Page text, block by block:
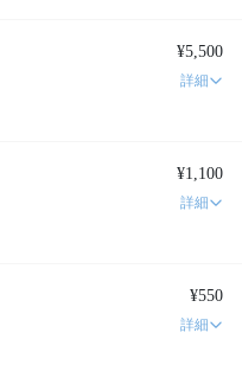
¥5,500
詳細
¥1,100
詳細
¥550
詳細